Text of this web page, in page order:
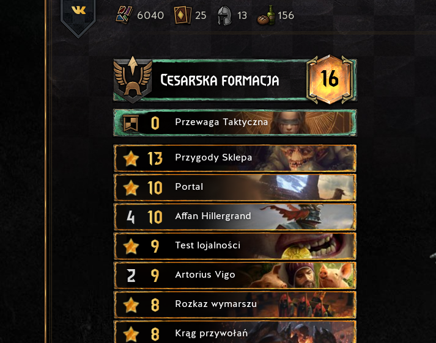
6040 25 13 156
Cesarska formacja 16
0 Przewaga Taktyczna
13 Przygody Sklepa
10 Portal
4 10 Affan Hillergrand
9 Test lojalności
2 9 Artorius Vigo
8 Rozkaz wymarszu
8 Krąg przywołań